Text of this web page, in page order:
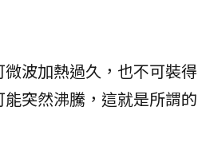
波加熱過久，也不可裝得
突然沸騰，這就是所謂的